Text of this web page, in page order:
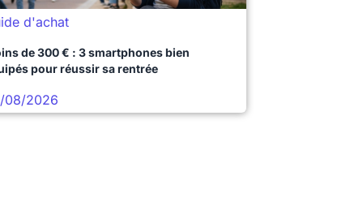
d'achat
de 300 € : 3 smartphones bien
pour réussir sa rentrée
08/2026